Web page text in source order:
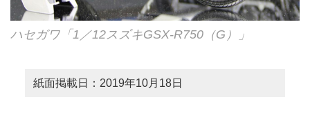
ハセガワ「1／12スズキGSX-R750（G）」
紙面掲載日：2019年10月18日